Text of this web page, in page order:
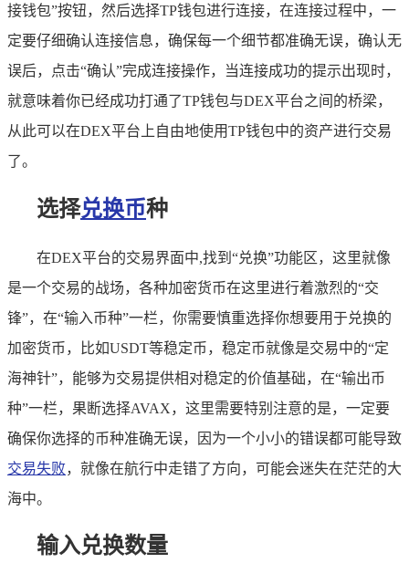
接钱包”按钮，然后选择TP钱包进行连接，在连接过程中，一
定要仔细确认连接信息，确保每一个细节都准确无误，确认无
误后，点击“确认”完成连接操作，当连接成功的提示出现时，
就意味着你已经成功打通了TP钱包与DEX平台之间的桥梁，
从此可以在DEX平台上自由地使用TP钱包中的资产进行交易
了。
选择兑换币种
在DEX平台的交易界面中,找到“兑换”功能区，这里就像
是一个交易的战场，各种加密货币在这里进行着激烈的“交
锋”，在“输入币种”一栏，你需要慎重选择你想要用于兑换的
加密货币，比如USDT等稳定币，稳定币就像是交易中的“定
海神针”，能够为交易提供相对稳定的价值基础，在“输出币
种”一栏，果断选择AVAX，这里需要特别注意的是，一定要
确保你选择的币种准确无误，因为一个小小的错误都可能导致
交易失败，就像在航行中走错了方向，可能会迷失在茫茫的大
海中。
输入兑换数量